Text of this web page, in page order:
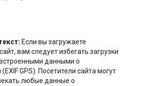
Если вы загружаете
вам следует избегать загрузки
данными о
GPS). Посетители сайта могут
любые данные о